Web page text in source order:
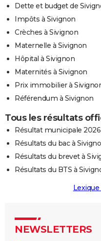
Dette et budget de
Impôts à Sivignon
Crèches à Sivignon
Maternelle à Sivignon
Hôpital à Sivignon
Maternités à Sivignon
Prix immobilier à
Référendum à Sivignon
Tous les résultats
Résultat municipale
Résultats du bac à
Résultats du brevet à
Résultats du BTS à
NEWSLETTERS